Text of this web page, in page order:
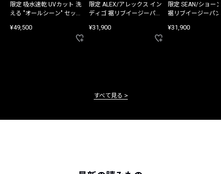
限定 吸水速乾 UVカット 洗
える "オールシーン" セット
¥49,500
限定 ALEX/アレックス イン
ディゴ 裾リブイージーパン
¥31,900
限定 SEAN/ショー
裾リブイージーパ
¥31,900
すべて見る